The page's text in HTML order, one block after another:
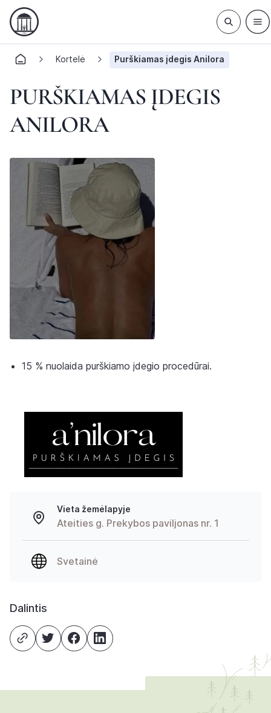
Kortelė Purškiamas įdegis Anilora
PURŠKIAMAS ĮDEGIS
ANILORA
15 % nuolaida purškiamo įdegio procedūrai.
Vieta žemėlapyje
Ateities g. Prekybos paviljonas nr. 1
Svetainė
Dalintis